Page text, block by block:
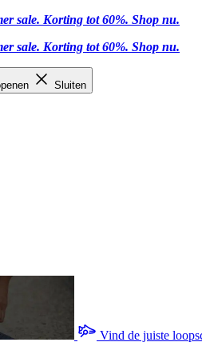
sale. Korting tot 60%. Shop nu.
sale. Korting tot 60%. Shop nu.
Sluiten
Vind de juiste